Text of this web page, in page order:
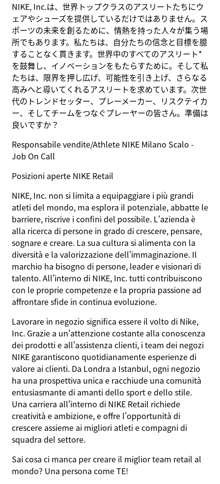
NIKE, Inc.は、世界トップクラスのアスリートたちにウ
ェアやシューズを提供しているだけではありません。ス
ポーツの未来を創るために、情熱を持った人々が集う場
所でもあります。私たちは、自分たちの信念と目標を臆
することなく貫きます。世界中のすべてのアスリート*
を鼓舞し、イノベーションをもたらすために。そして私
たちは、限界を押し広げ、可能性を引き上げ、さらなる
高みへと導いてくれるアスリートを求めています。次世
代のトレンドセッター、プレーメーカー、リスクテイカ
ー、そしてチームをつなぐプレーヤーの皆さん。準備は
良いですか？
Responsabile vendite/Athlete NIKE Milano Scalo -
Job On Call
Posizioni aperte NIKE Retail
NIKE, Inc. non si limita a equipaggiare i più grandi
atleti del mondo, ma esplora il potenziale, abbatte le
barriere, riscrive i confini del possibile. L'azienda è
alla ricerca di persone in grado di crescere, pensare,
sognare e creare. La sua cultura si alimenta con la
diversità e la valorizzazione dell'immaginazione. Il
marchio ha bisogno di persone, leader e visionari di
talento. All'interno di NIKE, Inc. tutti contribuiscono
con le proprie competenze e la propria passione ad
affrontare sfide in continua evoluzione.
Lavorare in negozio significa essere il volto di Nike,
Inc. Grazie a un'attenzione costante alla conoscenza
dei prodotti e all'assistenza clienti, i team dei negozi
NIKE garantiscono quotidianamente esperienze di
valore ai clienti. Da Londra a Istanbul, ogni negozio
ha una prospettiva unica e racchiude una comunità
entusiasmante di amanti dello sport e dello stile.
Una carriera all'interno di NIKE Retail richiede
creatività e ambizione, e offre l'opportunità di
crescere assieme ai migliori atleti e compagni di
squadra del settore.
Sai cosa ci manca per creare il miglior team retail al
mondo? Una persona comeTE!